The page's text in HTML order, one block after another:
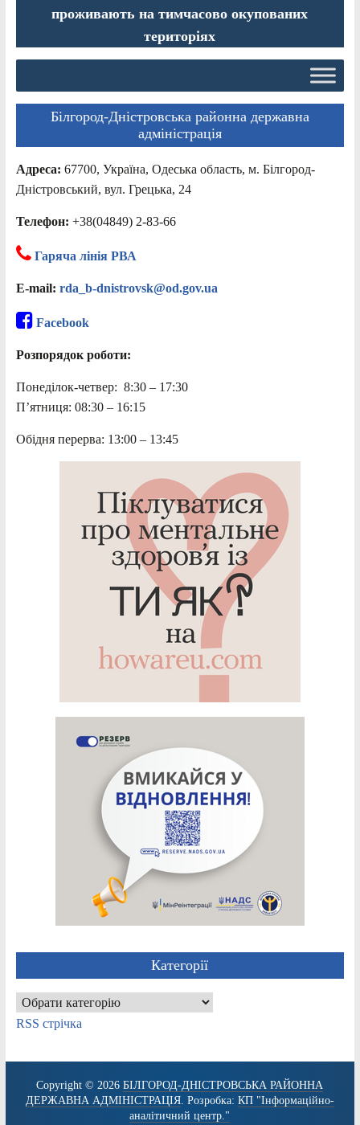
проживають на тимчасово окупованих
територіях
Білгород-Дністровська районна державна
адміністрація
Адреса: 67700, Україна, Одеська область, м. Білгород-
Дністровський, вул. Грецька, 24
Телефон: +38(04849) 2-83-66
Гаряча лінія РВА
E-mail: rda_b-dnistrovsk@od.gov.ua
Facebook
Розпорядок роботи:
Понеділок-четвер: 8:30 – 17:30
П’ятниця: 08:30 – 16:15
Обідня перерва: 13:00 – 13:45
Категорії
Категорії
RSS стрічка
Copyright © 2026БІЛГОРОД-ДНІСТРОВСЬКА РАЙОННА
ДЕРЖАВНА АДМІНІСТРАЦІЯ. Розробка: КП "Інформаційно-
аналітичний центр."